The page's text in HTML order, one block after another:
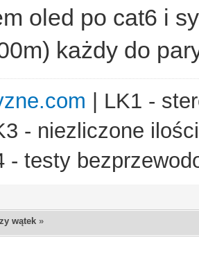
oled po cat6 i
każdy do
| LK1 -
- niezliczone
- testy
wątek »